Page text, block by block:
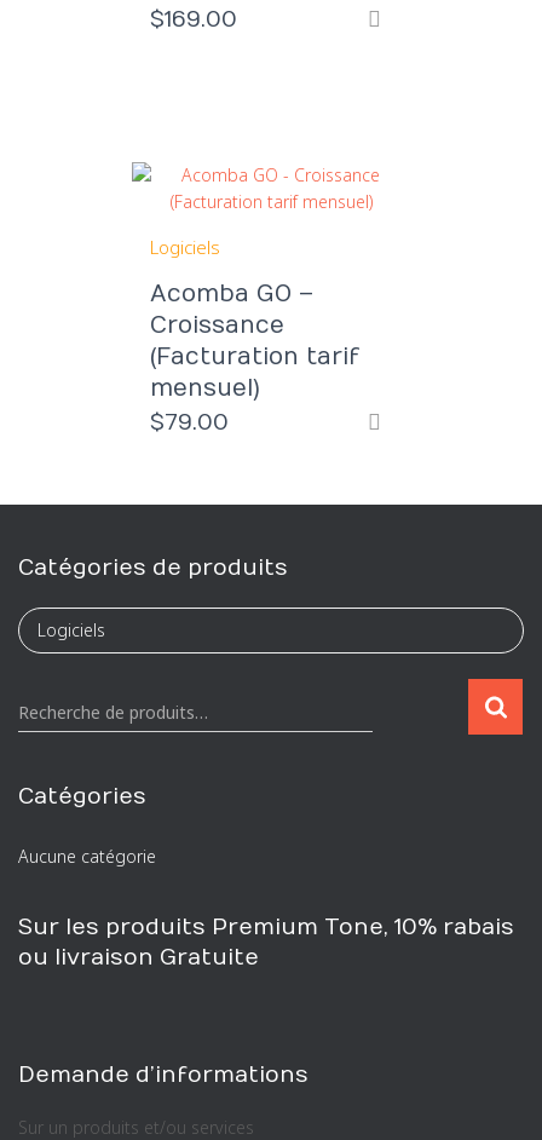
$169.00
Logiciels
Acomba GO –
Croissance
(Facturation tarif
mensuel)
$79.00
Catégories de produits
R
e
e
c
e
p
o
:
Recherche de produits…
Catégories
Aucune catégorie
Sur les produits Premium Tone, 10% rabais
ou livraison Gratuite
Demande d’informations
Sur un produits et/ou services